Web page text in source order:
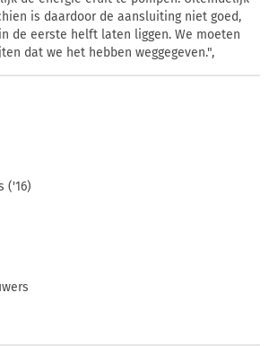
is daardoor de aansluiting niet goed,
de eerste helft laten liggen. We moeten
dat we het hebben weggegeven.",
('16)